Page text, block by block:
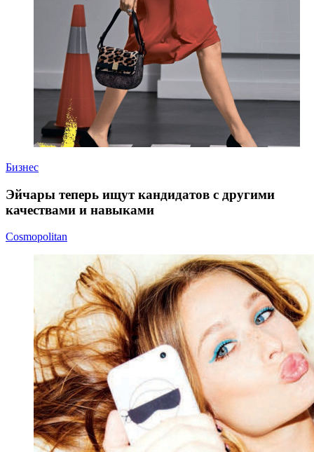
Бизнес
Эйчары теперь ищут кандидатов с другими
качествами и навыками
Cosmopolitan